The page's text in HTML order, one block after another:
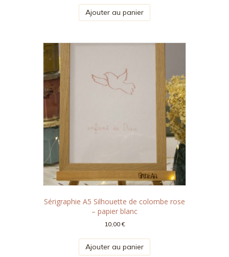
Ajouter au panier
Sérigraphie A5 Silhouette de colombe rose
– papier blanc
10,00€
Ajouter au panier